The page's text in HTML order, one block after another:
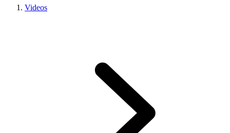
Videos